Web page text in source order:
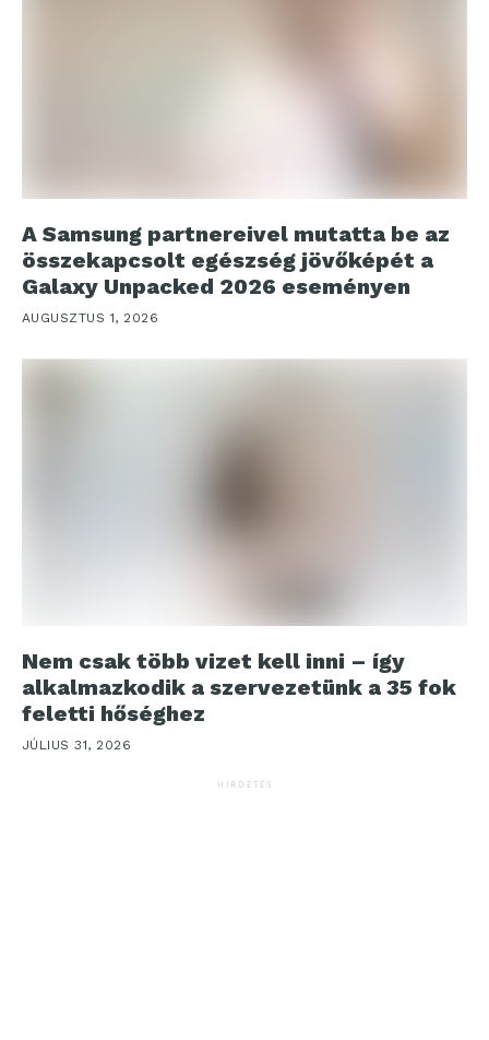
A Samsung partnereivel mutatta be az
összekapcsolt egészség jövőképét a
Galaxy Unpacked 2026 eseményen
AUGUSZTUS 1, 2026
Nem csak több vizet kell inni – így
alkalmazkodik a szervezetünk a 35 fok
feletti hőséghez
JÚLIUS 31, 2026
HIRDETÉS